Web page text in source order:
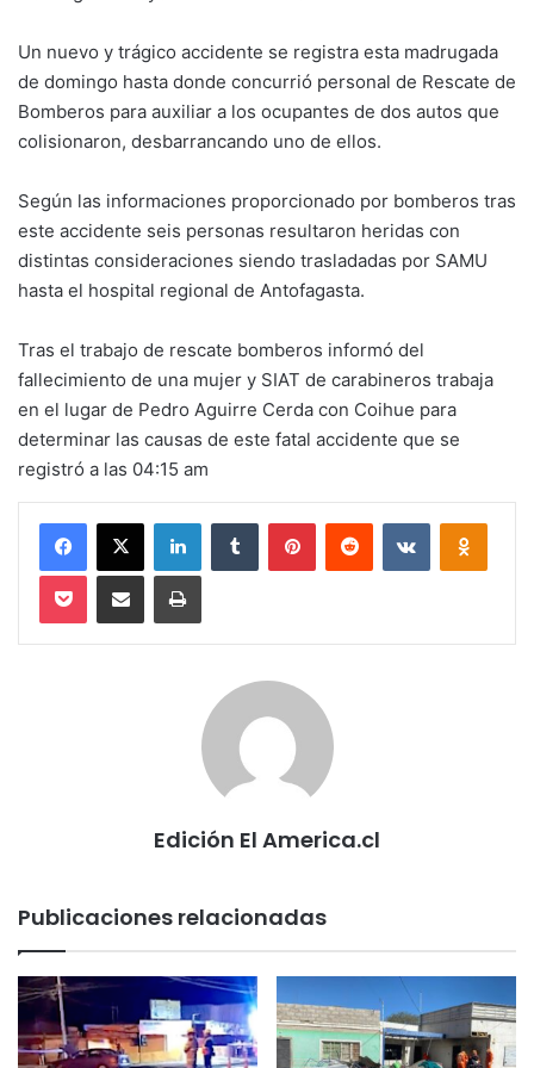
Un nuevo y trágico accidente se registra esta madrugada
de domingo hasta donde concurrió personal de Rescate de
Bomberos para auxiliar a los ocupantes de dos autos que
colisionaron, desbarrancando uno de ellos.
Según las informaciones proporcionado por bomberos tras
este accidente seis personas resultaron heridas con
distintas consideraciones siendo trasladadas por SAMU
hasta el hospital regional de Antofagasta.
Tras el trabajo de rescate bomberos informó del
fallecimiento de una mujer y SIAT de carabineros trabaja
en el lugar de Pedro Aguirre Cerda con Coihue para
determinar las causas de este fatal accidente que se
registró a las 04:15 am
Facebook
X LinkedInTumblr PinterestReddit VKontakte
Pocket Compartir via email Imprimir
Edición El America.cl
Publicaciones relacionadas